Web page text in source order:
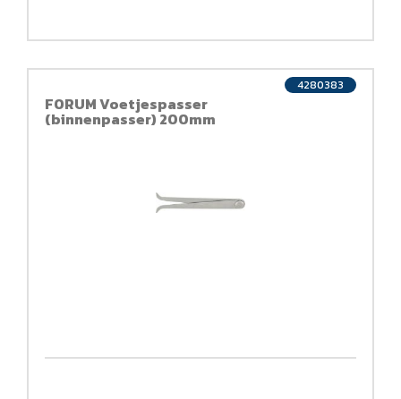
FORUM Voetjespasser
(binnenpasser) 200mm
4280383